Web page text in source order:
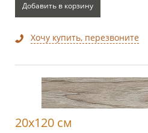
Добавить в корзину
Хочу купить, перезвоните
20x120 см